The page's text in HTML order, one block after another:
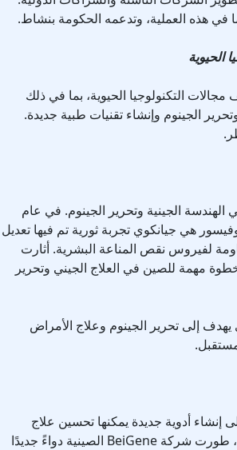
في هذه العملية، وتدعمه الحكومة بنشاط.
التكنولوجيا الحيوية، بما في ذلك
الجينوم وإنشاء تقنيات طبية جديدة.
الجينية وتحرير الجينوم. في عام
هي جيانكوي تجربة ثورية تم فيها تعديل
لفيروس نقص المناعة البشرية. أثارت
مهمة للصين في العلاج الجيني وتحرير
إلى تحرير الجينوم وعلاج الأمراض
إنشاء أدوية جديدة يمكنها تحسين علاج
الأمراض بشكل كبير. على سبيل المثال، طورت شركة BeiGene الصينية دواءً جديدًا